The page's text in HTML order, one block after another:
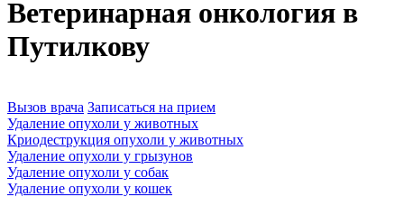
Ветеринарная онкология в
Путилкову
Вызов врача Записаться на прием
Удаление опухоли у животных
Криодеструкция опухоли у животных
Удаление опухоли у грызунов
Удаление опухоли у собак
Удаление опухоли у кошек